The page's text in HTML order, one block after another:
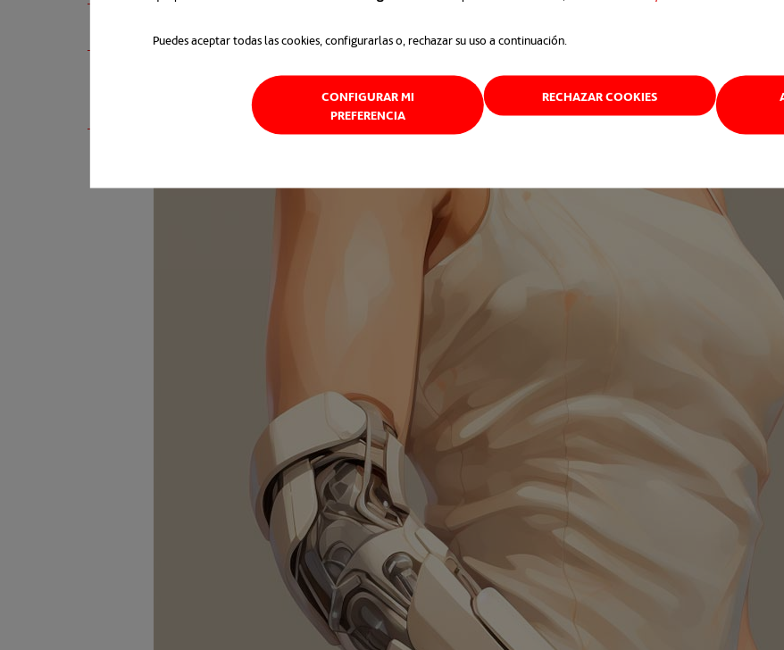
Puedes aceptar todas las cookies, configurarlas o, rechazar su uso a continuación.
CONFIGURAR MI
PREFERENCIA
RECHAZAR COOKIES
Extremidades superiores.Ayudan a levantar pesos en entornos como almacenes o
Prestan asistencia total a espalda, brazos y piernas en entornos